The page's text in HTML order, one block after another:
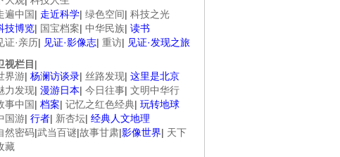
遍中国| 走近科学| 绿色空间| 科技之光
技博览| 国宝档案| 中华民族| 读书
证·亲历| 见证·影像志| 重访| 见证·发现之旅
视栏目 |
界游| 杨澜访谈录| 丝路发现| 这里是北京
力发现| 漫游日本| 今日往事| 文明中华行
事中国| 档案| 记忆之红色经典| 玩转地球
国游| 行者| 新杏坛| 经典人文地理
然密码|武当百谜|故事甘肃|影像世界| 天下
藏